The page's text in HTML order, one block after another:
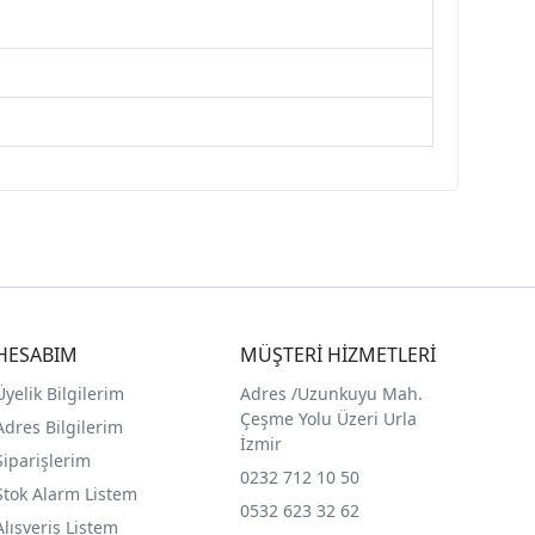
Bilgilerim
Bilgilerim
Alarm Listem
Listem
MÜŞTERİ HİZMETLERİ
Adres /Uzunkuyu Mah.
Çeşme Yolu Üzeri Urla
İzmir
0232 712 10 50
0532 623 32 62